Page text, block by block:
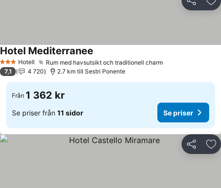
Dela
3 StjärnorHotell Rum med havsutsikt och traditionell charm
Hotel Mediterranee
7,1 4 720 2.7 km till Sestri Ponente
Från 1 362 kr
Se priser från 11 sidor Se priser
Dela